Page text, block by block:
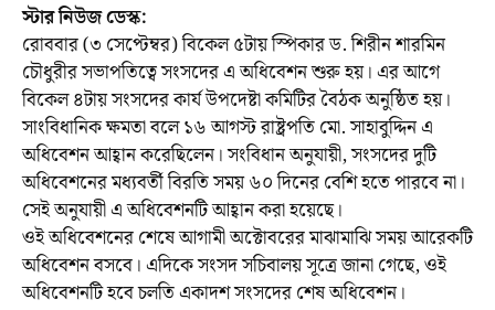
স্টার নিউজ ডেস্ক:
রোববার (৩ সেপ্টেম্বর) বিকেল ৫টায় স্পিকার ড. শিরীন শারমিন
চৌধুরীর সভাপতিত্বে সংসদের এ অধিবেশন শুরু হয়। এর আগে
বিকেল ৪টায় সংসদের কার্য উপদেষ্টা কমিটির বৈঠক অনুষ্ঠিত হয়।
সাংবিধানিক ক্ষমতা বলে ১৬ আগস্ট রাষ্ট্রপতি মো. সাহাবুদ্দিন এ
অধিবেশন আহ্বান করেছিলেন। সংবিধান অনুযায়ী, সংসদের দুটি
অধিবেশনের মধ্যবর্তী বিরতি সময় ৬০ দিনের বেশি হতে পারবে না।
সেই অনুযায়ী এ অধিবেশনটি আহ্বান করা হয়েছে।
ওই অধিবেশনের শেষে আগামী অক্টোবরের মাঝামাঝি সময় আরেকটি
অধিবেশন বসবে। এদিকে সংসদ সচিবালয় সূত্রে জানা গেছে, ওই
অধিবেশনটি হবে চলতি একাদশ সংসদের শেষ অধিবেশন।